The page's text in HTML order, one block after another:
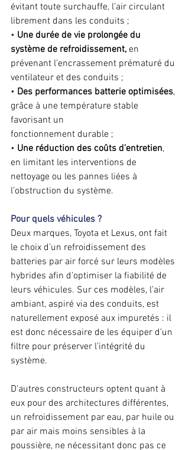
évitant toute surchauffe, l’air circulant
librement dans les conduits ;
• Une durée de vie prolongée du
système de refroidissement, en
prévenant l’encrassement prématuré du
ventilateur et des conduits ;
• Des performances batterie optimisées,
grâce à une température stable
favorisant un
fonctionnement durable ;
• Une réduction des coûts d’entretien,
en limitant les interventions de
nettoyage ou les pannes liées à
l’obstruction du système.
Pour quels véhicules ?
Deux marques, Toyota et Lexus, ont fait
le choix d’un refroidissement des
batteries par air forcé sur leurs modèles
hybrides afin d’optimiser la fiabilité de
leurs véhicules. Sur ces modèles, l’air
ambiant, aspiré via des conduits, est
naturellement exposé aux impuretés : il
est donc nécessaire de les équiper d’un
filtre pour préserver l’intégrité du
système.
D'autres constructeurs optent quant à
eux pour des architectures différentes,
un refroidissement par eau, par huile ou
par air mais moins sensibles à la
poussière, ne nécessitant donc pas ce